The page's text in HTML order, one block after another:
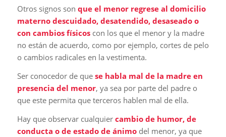
Otros signos son que el menor regrese al domicilio
materno descuidado, desatendido, desaseado o
con cambios físicos con los que el menor y la madre
no están de acuerdo, como por ejemplo, cortes de pelo
o cambios radicales en la vestimenta.
Ser conocedor de que se habla mal de la madre en
presencia del menor, ya sea por parte del padre o
que este permita que terceros hablen mal de ella.
Hay que observar cualquier cambio de humor, de
conducta o de estado de ánimo del menor, ya que